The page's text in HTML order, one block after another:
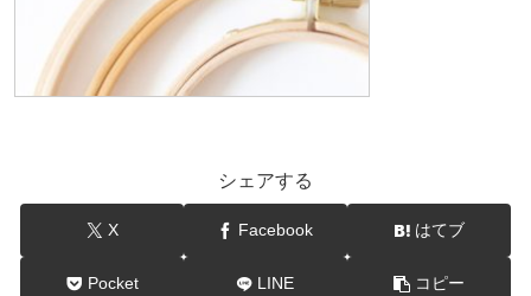
シェアする
X Facebook はてブ
Pocket LINE コピー